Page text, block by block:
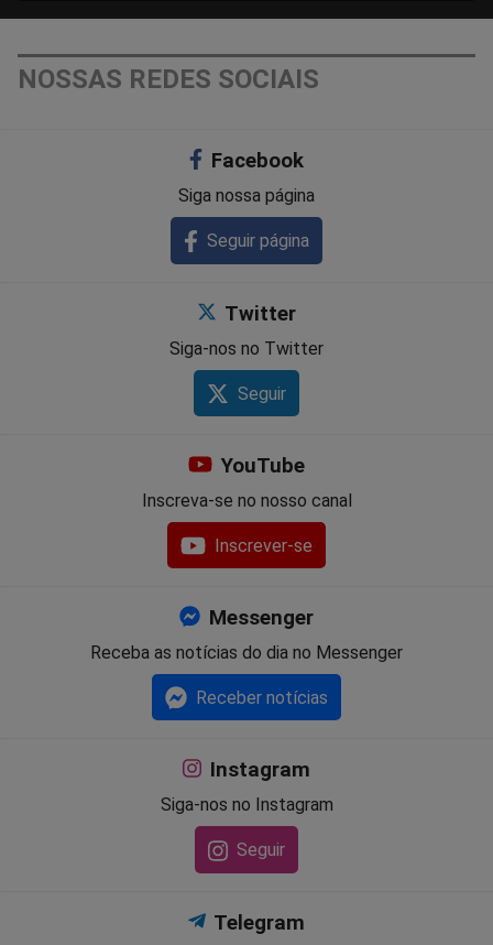
NOSSAS REDES SOCIAIS
Facebook
Siga nossa página
Seguir página
Twitter
Siga-nos no Twitter
Seguir
YouTube
Inscreva-se no nosso canal
Inscrever-se
Messenger
Receba as notícias do dia no Messenger
Receber notícias
Instagram
Siga-nos no Instagram
Seguir
Telegram